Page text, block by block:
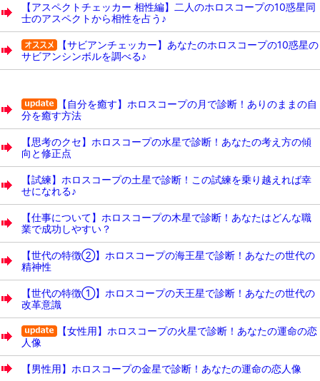
【アスペクトチェッカー 相性編】二人のホロスコープの10惑星同
士のアスペクトから相性を占う♪
【サビアンチェッカー】あなたのホロスコープの10惑星の
サビアンシンボルを調べる♪
【自分を癒す】ホロスコープの月で診断！ありのままの自
分を癒す方法
【思考のクセ】ホロスコープの水星で診断！あなたの考え方の傾
向と修正点
【試練】ホロスコープの土星で診断！この試練を乗り越えれば幸
せになれる♪
【仕事について】ホロスコープの木星で診断！あなたはどんな職
業で成功しやすい？
【世代の特徴②】ホロスコープの海王星で診断！あなたの世代の
精神性
【世代の特徴①】ホロスコープの天王星で診断！あなたの世代の
改革意識
【女性用】ホロスコープの火星で診断！あなたの運命の恋
人像
【男性用】ホロスコープの金星で診断！あなたの運命の恋人像